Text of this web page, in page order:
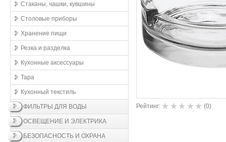
Стаканы, чашки, кувшины
Столовые приборы
Хранение пищи
Резка и разделка
Кухонные aксессуары
Тара
Кухонный текстиль
ФИЛЬТРЫ ДЛЯ ВОДЫ
ОСВЕЩЕНИЕ И ЭЛЕКТРИКА
БЕЗОПАСНОСТЬ И ОХРАНА
Рейтинг: (0)